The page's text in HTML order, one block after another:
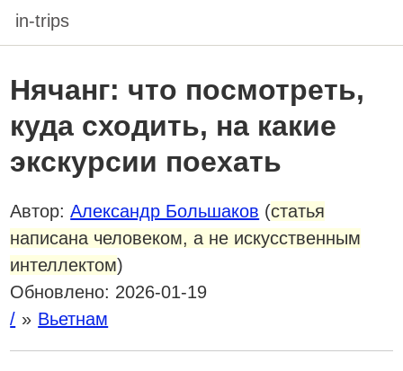
in-trips
Нячанг: что посмотреть,
куда сходить, на какие
экскурсии поехать
Автор:Александр Большаков (статья
написана человеком, а не искусственным
интеллектом)
Обновлено: 2026-01-19
/
Вьетнам